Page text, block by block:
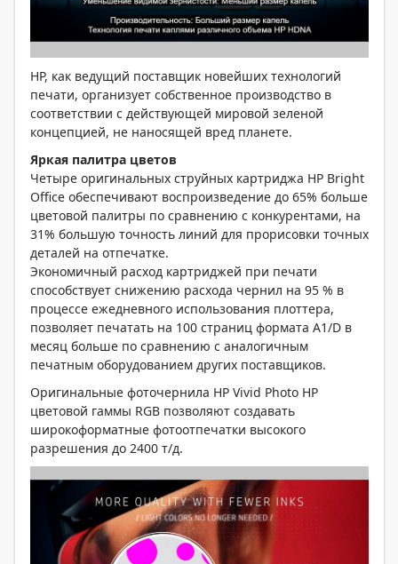
HP, как ведущий поставщик новейших технологий
печати, организует собственное производство в
соответствии с действующей мировой зеленой
концепцией, не наносящей вред планете.
Яркая палитра цветов
Четыре оригинальных струйных картриджа HP Bright
Office обеспечивают воспроизведение до 65% больше
цветовой палитры по сравнению с конкурентами, на
31% большую точность линий для прорисовки точных
деталей на отпечатке.
Экономичный расход картриджей при печати
способствует снижению расхода чернил на 95 % в
процессе ежедневного использования плоттера,
позволяет печатать на 100 страниц формата A1/D в
месяц больше по сравнению с аналогичным
печатным оборудованием других поставщиков.
Оригинальные фоточернила HP Vivid Photo HP
цветовой гаммы RGB позволяют создавать
широкоформатные фотоотпечатки высокого
разрешения до 2400 т/д.